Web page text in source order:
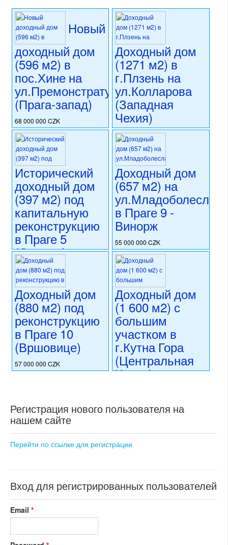
Новый
доходный дом
(596 м2) в
пос.Хине на
ул.Премонстрату
(Прага-запад)
68 000 000 CZK
регион:область Праги
раздел: объекты для
коммерческого использования
состояние: новостройка
номер объекта: 20628
Доходный дом
(1271 м2) в
г.Плзень на
ул.Колларова
(Западная
Чехия)
54 999 000 CZK
регион:Западная Чехия
раздел: объекты для
коммерческого использования
состояние: стандарт
номер объекта: 19637
Исторический
доходный дом
(397 м2) под
капитальную
реконструкцию
в Праге 5
(Смихов) на
ул.Ке
Климентце
55 000 000 CZK
регион:Прага 5
раздел: объекты для
коммерческого использования
состояние: требуется
капитальная реконструкция
номер объекта:20522
Доходный дом
(657 м2) на
в Праге 9 -
Винорж
55 000 000 CZK
регион:Прага 9
раздел: объекты для
коммерческого использования
состояние: стандарт
номер объекта: 15349
Доходный дом
(880 м2) под
реконструкцию
в Праге 10
(Вршовице)
57 000 000 CZK
регион:Прага 10
капитальная реконструкция
номер объекта:20432
Доходный дом
(1 600 м2) с
большим
участком в
г.Кутна Гора
(Центральная
Чехия) на
регион:Центральная Чехия
коммерческого использования
состояние: требуется
Регистрация нового пользователя на
нашем сайте
Перейти по ссылке для регистрации
Вход для регистрированных пользователей
Email *